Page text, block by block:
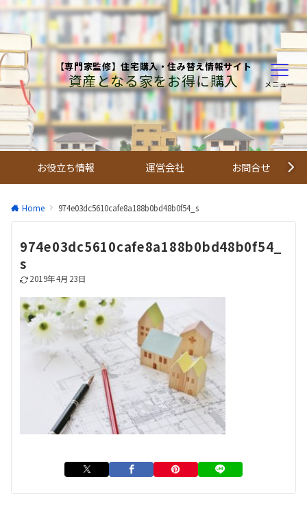
【専門家監修】住宅購入・住み替え情報サイト
資産となる家をお得に購入 メニュー
お役立ち情報 運営会社 お問合せ
Home 974e03dc5610cafe8a188b0bd48b0f54_s
974e03dc5610cafe8a188b0bd48b0f54_
s
2019年4月23日